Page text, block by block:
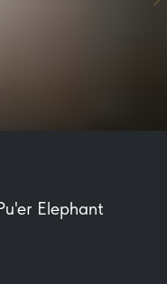
Elephant